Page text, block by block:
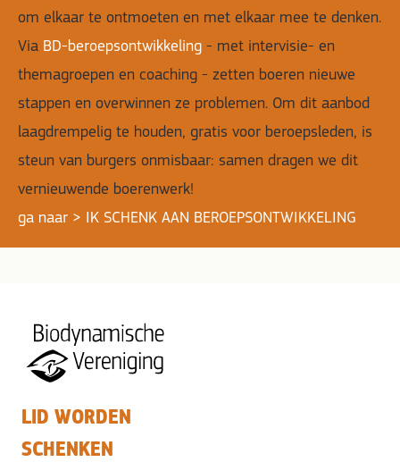
om elkaar te ontmoeten en met elkaar mee te denken.
Via BD-beroepsontwikkeling - met intervisie- en
themagroepen en coaching - zetten boeren nieuwe
stappen en overwinnen ze problemen. Om dit aanbod
laagdrempelig te houden, gratis voor beroepsleden, is
steun van burgers onmisbaar: samen dragen we dit
vernieuwende boerenwerk!
ga naar > IK SCHENK AAN BEROEPSONTWIKKELING
LID WORDEN
SCHENKEN